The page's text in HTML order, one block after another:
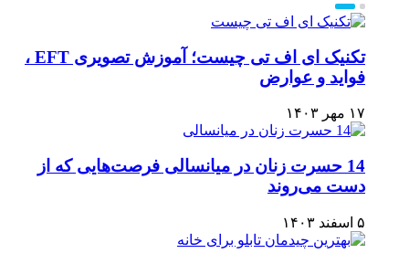
تکنیک ای اف تی چیست؛ آموزش تصویری EFT ،
فواید و عوارض
۱۷ مهر ۱۴۰۳
14 حسرت زنان در میانسالی فرصت‌هایی که از
دست می‌روند
۵ اسفند ۱۴۰۳